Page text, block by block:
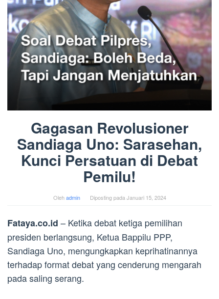
Gagasan Revolusioner
Sandiaga Uno: Sarasehan,
Kunci Persatuan di Debat
Pemilu!
Olehadmin Diposting padaJanuari 15, 2024
Fataya.co.id – Ketika debat ketiga pemilihan
presiden berlangsung, Ketua Bappilu PPP,
Sandiaga Uno, mengungkapkan keprihatinannya
terhadap format debat yang cenderung mengarah
pada saling serang.